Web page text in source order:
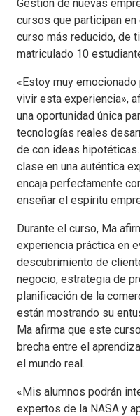
Gestión de nuevas
cursos que participan en
curso más reducido, de
matriculado 10
«Estoy muy
vivir esta experiencia»,
una oportunidad única
tecnologías reales
de con ideas
clase en una auténtica
encaja perfectamente
enseñar el espíritu
Durante el curso, Ma
experiencia práctica en
descubrimiento de
negocio, estrategia de
planificación de la
están mostrando su
Ma afirma que este
brecha entre el
el mundo real.
«Mis alumnos podrán
expertos de la NASA y